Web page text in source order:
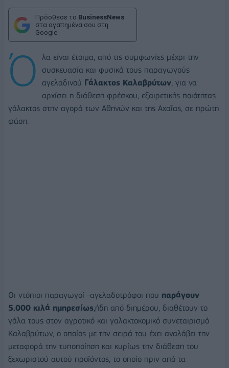
Πρόσθεσε το BusinessNews
στα αγαπημένα σου στη
Google
Ό
λα είναι έτοιμα, από τις συμφωνίες μέχρι την
συσκευασία και φυσικά τους παραγωγούς
αγελαδινού Γάλακτος Καλαβρύτων , για να
αρχίσει η διάθεση φρέσκου, εξαιρετικής ποιότητας
γάλακτος στην αγορά των Αθηνών και της Αχαΐας, σε πρώτη
φάση.
Οι ντόπιοι παραγωγοί -αγελαδοτρόφοι που παράγουν
5.000 κιλά ημηρεσίως,ήδη από διημέρου, διαθέτουν το
γάλα τους στον αγροτικό και γαλακτοκομικό συνεταιρισμό
Καλαβρύτων, ο οποίος με την σειρά του έχει αναλάβει την
μεταφορά την τυποποίηση και κυρίως την διάθεση του
ξεχωριστού αυτού προϊόντος, το οποίο πριν από τα